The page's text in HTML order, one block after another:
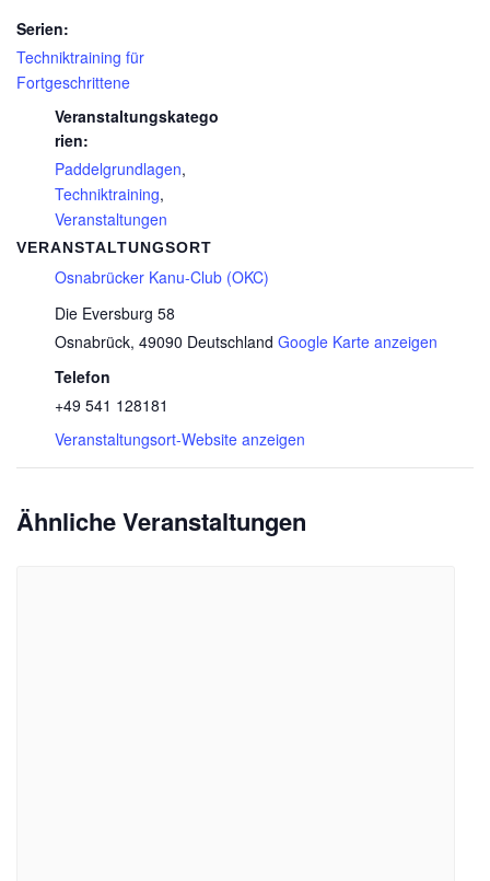
Serien:
Techniktraining für
Fortgeschrittene
Veranstaltungskatego
rien:
Paddelgrundlagen,
Techniktraining,
Veranstaltungen
VERANSTALTUNGSORT
Osnabrücker Kanu-Club (OKC)
Die Eversburg 58
Osnabrück, 49090 Deutschland Google Karte anzeigen
Telefon
+49 541 128181
Veranstaltungsort-Website anzeigen
Ähnliche Veranstaltungen